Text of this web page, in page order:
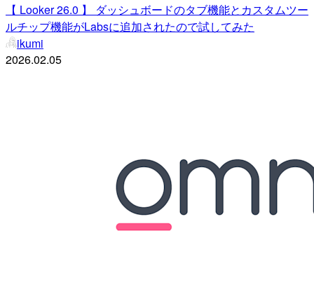
【 Looker 26.0 】 ダッシュボードのタブ機能とカスタムツー
ルチップ機能がLabsに追加されたので試してみた
ikumi
2026.02.05